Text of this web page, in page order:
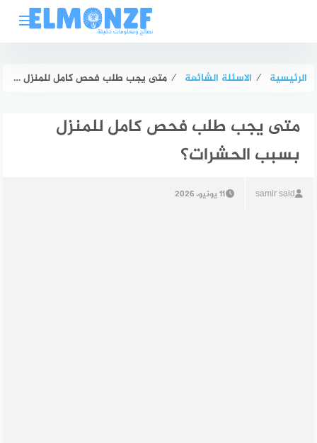
الرئيسية ⁄ الاسئلة الشائعة ⁄ متى يجب طلب فحص كامل للمنزل بسبب الحشرات؟
متى يجب طلب فحص كامل للمنزل
بسبب الحشرات؟
samir said 11 يونيو، 2026